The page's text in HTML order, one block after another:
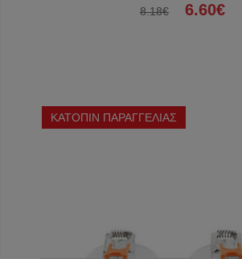
8.18€ 6.60€
ΚΑΤΟΠΙΝ ΠΑΡΑΓΓΕΛΙΑΣ